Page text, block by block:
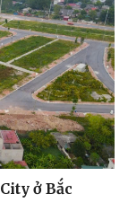
ở Bắc